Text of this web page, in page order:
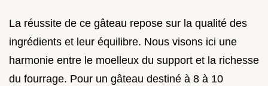
La réussite de ce gâteau repose sur la qualité des
ingrédients et leur équilibre. Nous visons ici une
harmonie entre le moelleux du support et la richesse
du fourrage. Pour un gâteau destiné à 8 à 10